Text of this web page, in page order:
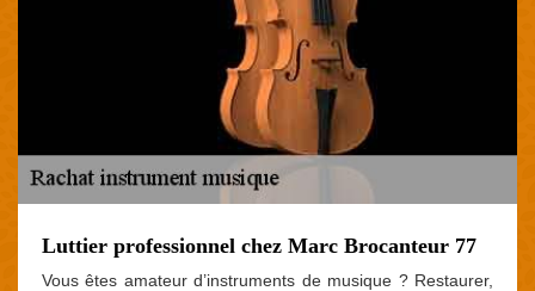
Luttier professionnel chez Marc Brocanteur 77
Vous êtes amateur d’instruments de musique ? Restaurer,